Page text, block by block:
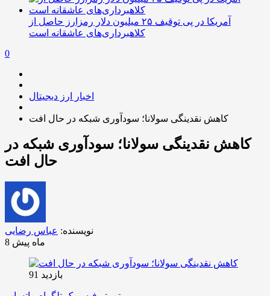
آمریکا در پی توقیف ۲۵ میلیون دلار رمزارز حاصل از
کلاهبرداری‌های عاشقانه است
0
اخبار ارز دیجیتال
کاهش نقدینگی سولانا؛ سودآوری شبکه در حال افت
کاهش نقدینگی سولانا؛ سودآوری شبکه در
حال افت
نویسنده: عباس رضایی
8 ماه پیش
بازدید 91